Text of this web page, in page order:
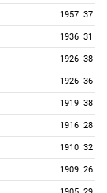
1957 37
1936 31
1926 38
1926 36
1919 38
1916 28
1910 32
1909 26